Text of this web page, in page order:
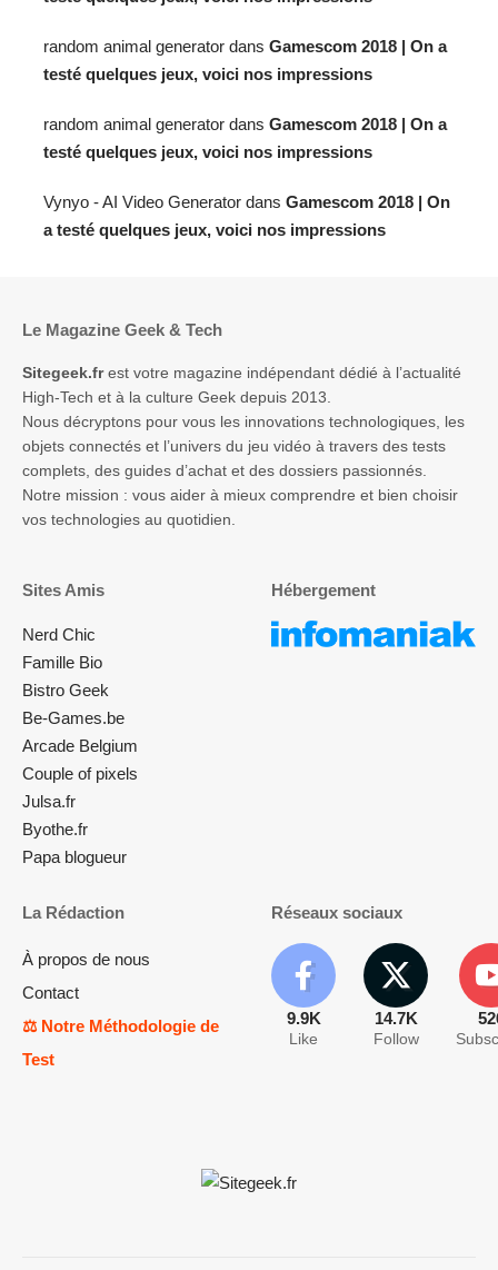
random animal generator dans Gamescom 2018 | On a
testé quelques jeux, voici nos impressions
random animal generator dans Gamescom 2018 | On a
testé quelques jeux, voici nos impressions
Vynyo - AI Video Generator dans Gamescom 2018 | On
a testé quelques jeux, voici nos impressions
Le Magazine Geek & Tech
Sitegeek.frest votre magazine indépendant dédié à l’actualité
High-Tech et à la culture Geek depuis 2013.
Nous décryptons pour vous les innovations technologiques, les
objets connectés et l’univers du jeu vidéo à travers des tests
complets, des guides d’achat et des dossiers passionnés.
Notre mission : vous aider à mieux comprendre et bien choisir
vos technologies au quotidien.
Sites Amis
Nerd Chic
Famille Bio
Bistro Geek
Be-Games.be
Arcade Belgium
Couple of pixels
Julsa.fr
Byothe.fr
Papa blogueur
Hébergement
La Rédaction
À propos de nous
Contact
⚖️ Notre Méthodologie de
Test
Réseaux sociaux
9.9K
Like
14.7K
Follow